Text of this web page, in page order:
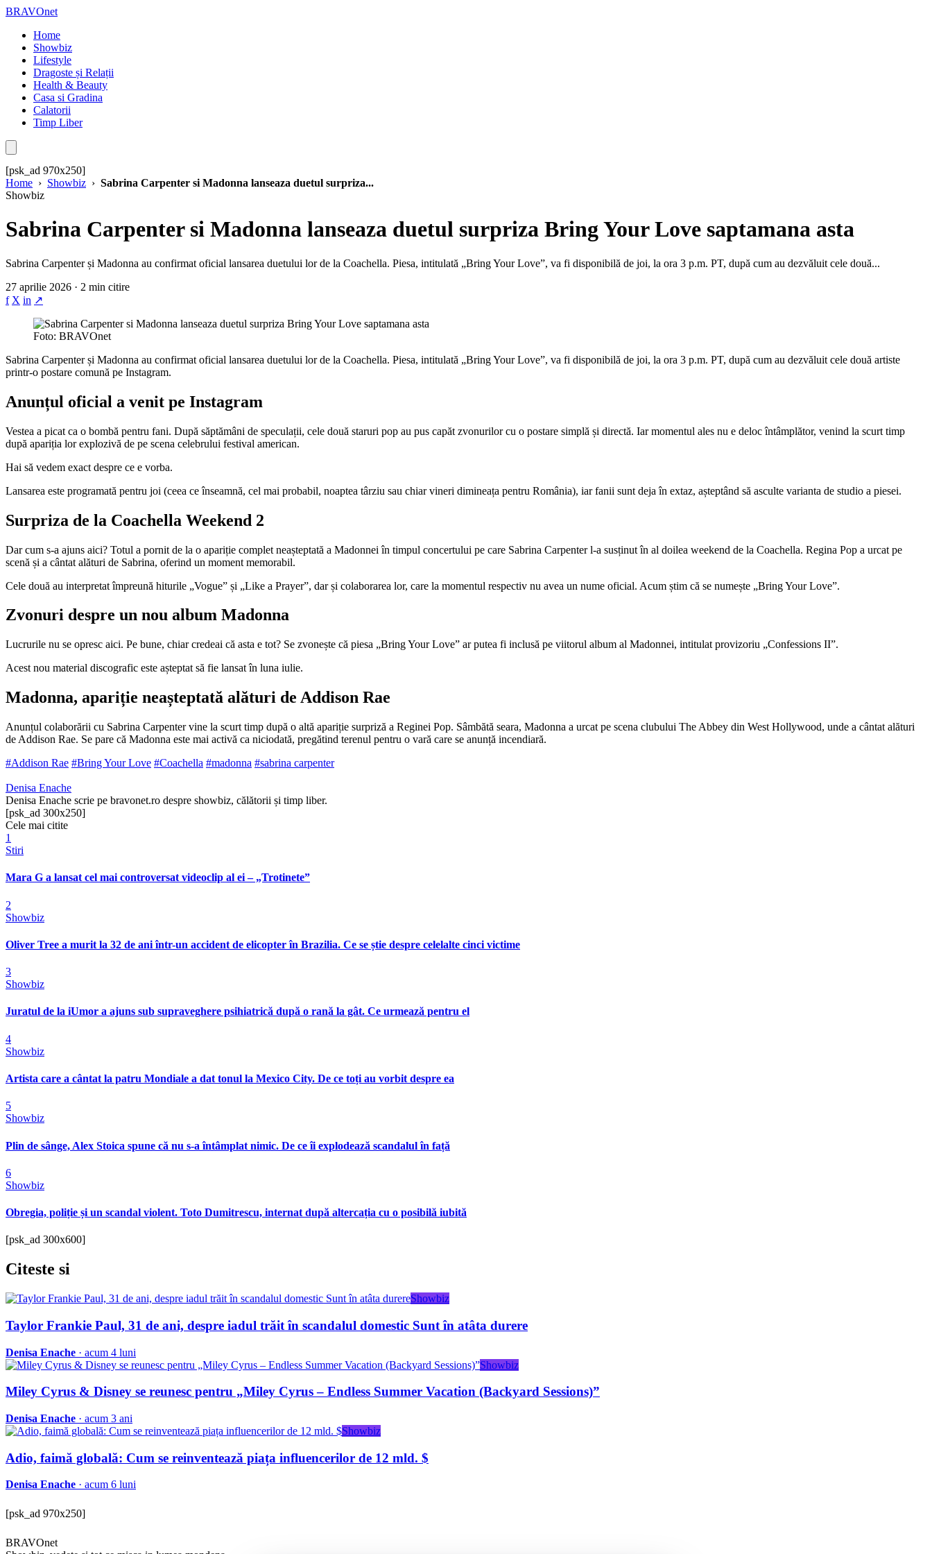
BRAVOnet
Home
Showbiz
Lifestyle
Dragoste și Relații
Health & Beauty
Casa si Gradina
Calatorii
Timp Liber
[psk_ad 970x250]
Home › Showbiz › Sabrina Carpenter si Madonna lanseaza duetul surpriza...
Showbiz
Sabrina Carpenter si Madonna lanseaza duetul surpriza Bring Your Love saptamana asta
Sabrina Carpenter și Madonna au confirmat oficial lansarea duetului lor de la Coachella. Piesa, intitulată „Bring Your Love”, va fi disponibilă de joi, la ora 3 p.m. PT, după cum au dezvăluit cele două...
27 aprilie 2026 · 2 min citire
f X in ↗
Foto: BRAVOnet
Sabrina Carpenter și Madonna au confirmat oficial lansarea duetului lor de la Coachella. Piesa, intitulată „Bring Your Love”, va fi disponibilă de joi, la ora 3 p.m. PT, după cum au dezvăluit cele două artiste
printr-o postare comună pe Instagram.
Anunțul oficial a venit pe Instagram
Vestea a picat ca o bombă pentru fani. După săptămâni de speculații, cele două staruri pop au pus capăt zvonurilor cu o postare simplă și directă. Iar momentul ales nu e deloc întâmplător, venind la scurt timp
după apariția lor explozivă de pe scena celebrului festival american.
Hai să vedem exact despre ce e vorba.
Lansarea este programată pentru joi (ceea ce înseamnă, cel mai probabil, noaptea târziu sau chiar vineri dimineața pentru România), iar fanii sunt deja în extaz, așteptând să asculte varianta de studio a piesei.
Surpriza de la Coachella Weekend 2
Dar cum s-a ajuns aici? Totul a pornit de la o apariție complet neașteptată a Madonnei în timpul concertului pe care Sabrina Carpenter l-a susținut în al doilea weekend de la Coachella. Regina Pop a urcat pe
scenă și a cântat alături de Sabrina, oferind un moment memorabil.
Cele două au interpretat împreună hiturile „Vogue” și „Like a Prayer”, dar și colaborarea lor, care la momentul respectiv nu avea un nume oficial. Acum știm că se numește „Bring Your Love”.
Zvonuri despre un nou album Madonna
Lucrurile nu se opresc aici. Pe bune, chiar credeai că asta e tot? Se zvonește că piesa „Bring Your Love” ar putea fi inclusă pe viitorul album al Madonnei, intitulat provizoriu „Confessions II”.
Acest nou material discografic este așteptat să fie lansat în luna iulie.
Madonna, apariție neașteptată alături de Addison Rae
Anunțul colaborării cu Sabrina Carpenter vine la scurt timp după o altă apariție surpriză a Reginei Pop. Sâmbătă seara, Madonna a urcat pe scena clubului The Abbey din West Hollywood, unde a cântat alături
de Addison Rae. Se pare că Madonna este mai activă ca niciodată, pregătind terenul pentru o vară care se anunță incendiară.
#Addison Rae #Bring Your Love #Coachella #madonna #sabrina carpenter
Denisa Enache
Denisa Enache scrie pe bravonet.ro despre showbiz, călătorii și timp liber.
[psk_ad 300x250]
Cele mai citite
1
Stiri
Mara G a lansat cel mai controversat videoclip al ei – „Trotinete”
2
Showbiz
Oliver Tree a murit la 32 de ani într-un accident de elicopter în Brazilia. Ce se știe despre celelalte cinci victime
3
Showbiz
Juratul de la iUmor a ajuns sub supraveghere psihiatrică după o rană la gât. Ce urmează pentru el
4
Showbiz
Artista care a cântat la patru Mondiale a dat tonul la Mexico City. De ce toți au vorbit despre ea
5
Showbiz
Plin de sânge, Alex Stoica spune că nu s-a întâmplat nimic. De ce îi explodează scandalul în față
6
Showbiz
Obregia, poliție și un scandal violent. Toto Dumitrescu, internat după altercația cu o posibilă iubită
[psk_ad 300x600]
Citeste si
Showbiz
Taylor Frankie Paul, 31 de ani, despre iadul trăit în scandalul domestic Sunt în atâta durere
Denisa Enache · acum 4 luni
Showbiz
Miley Cyrus & Disney se reunesc pentru „Miley Cyrus ‒ Endless Summer Vacation (Backyard Sessions)”
Denisa Enache · acum 3 ani
Showbiz
Adio, faimă globală: Cum se reinventează piața influencerilor de 12 mld. $
Denisa Enache · acum 6 luni
[psk_ad 970x250]
BRAVOnet